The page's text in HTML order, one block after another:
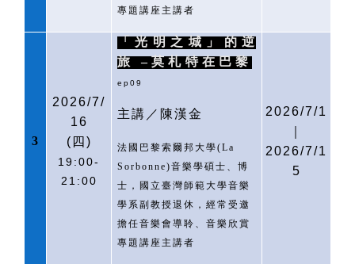
專題講座主講者
3
2026/7/
16
( 四)
19:00-
21:00
「光明之城」的逆
旅
–莫札特在巴黎
ep09
主講／陳漢金
法國巴黎索爾邦大學(La
Sorbonne)音樂學碩士、博
士，國立臺灣師範大學音樂
學系副教授退休，經常受邀
擔任音樂會導聆、音樂欣賞
專題講座主講者
2026/7/1
2026/7/1
5